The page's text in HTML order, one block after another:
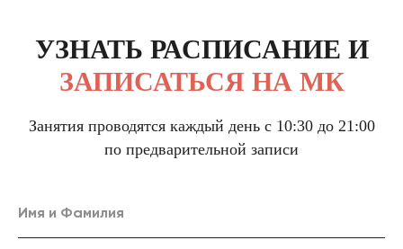
УЗНАТЬ РАСПИСАНИЕ И
ЗАПИСАТЬСЯ НА МК
Занятия проводятся каждый день с 10:30 до 21:00
по предварительной записи